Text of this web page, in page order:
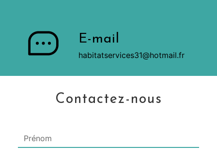
E-mail
habitatservices31@hotmail.fr
Contactez-nous